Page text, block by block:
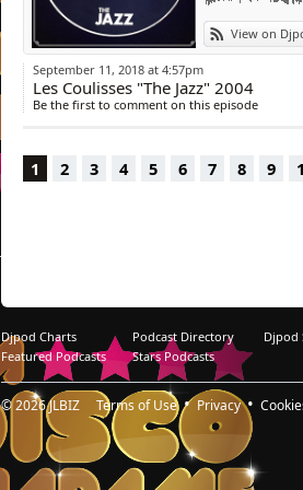
View on
September 11, 2018 at 4:57pm
Les Coulisses "The Jazz" 2004
Be the first to comment on this episode
1 2 3 4 5 6 7 8 9
Djpod Charts Podcast Directory
Djpod
Featured Podcasts
Stars Podcasts
© 2026JLBIZ Terms of Use Privacy